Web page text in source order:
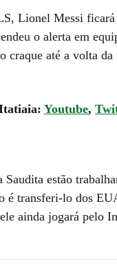
Lionel Messi ficará
o alerta em
até a volta da
Youtube,
estão
é transferi-lo dos
ainda jogará pelo